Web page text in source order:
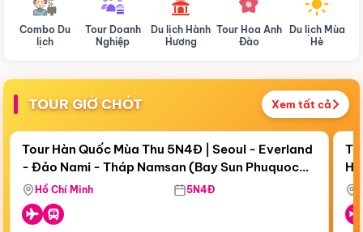
Combo Du
lịch
Tour Doanh
Nghiệp
Du lịch Hành
Hương
Tour Hoa Anh
Đào
Du lịch Mùa
Hè
TOUR GIỜ CHÓT Xem tất cả
Còn18 ngày 01:58:18
Bay Sun Phuquoc Airways
Điểm nổi bật
Tour Hàn Quốc Mùa Thu 5N4Đ | Seoul - Everland
- Đảo Nami - Tháp Namsan (Bay Sun Phuquoc
Airways)
Hồ Chí Minh 5N4Đ